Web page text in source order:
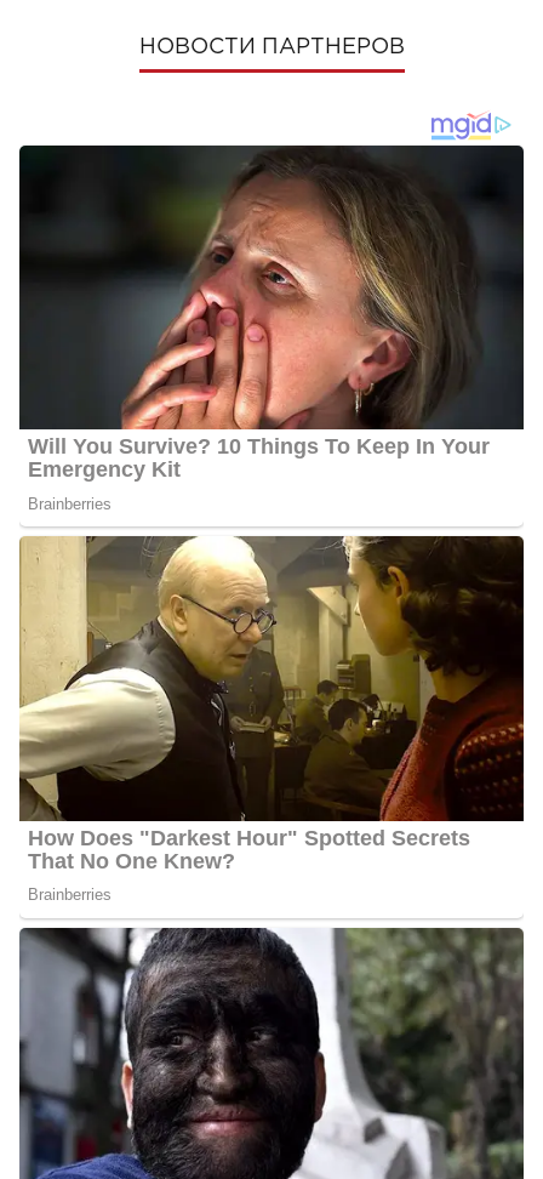
НОВОСТИ ПАРТНЕРОВ